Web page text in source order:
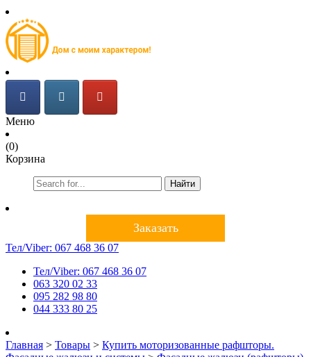
Меню
(0)
Корзина
Найти
Заказать
Тел/Viber: 067 468 36 07
Тел/Viber: 067 468 36 07
063 320 02 33
095 282 98 80
044 333 80 25
Главная > Товары > Купить моторизованные рафшторы.